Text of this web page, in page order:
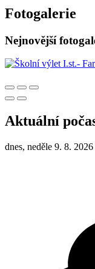
Fotogalerie
Nejnovější
Aktuální
dnes, neděle 9. 8. 2026